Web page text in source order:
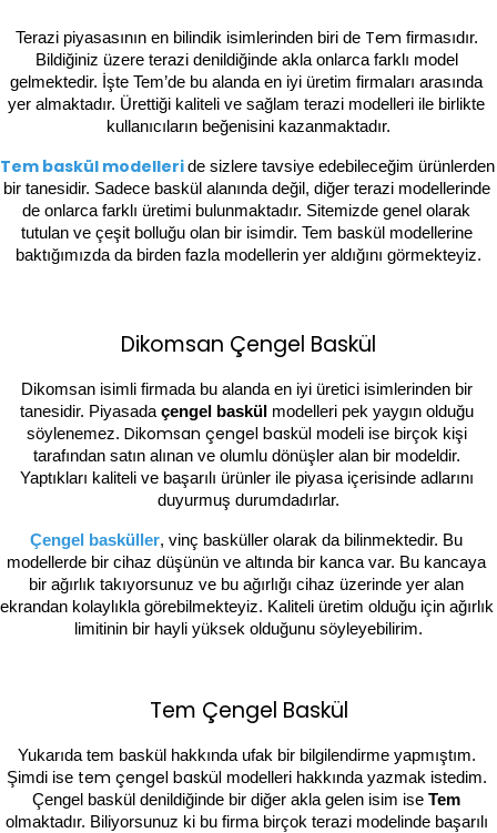
Terazi piyasasının en bilindik isimlerinden biri de Tem firmasıdır.
Bildiğiniz üzere terazi denildiğinde akla onlarca farklı model
gelmektedir. İşte Tem’de bu alanda en iyi üretim firmaları arasında
yer almaktadır. Ürettiği kaliteli ve sağlam terazi modelleri ile birlikte
kullanıcıların beğenisini kazanmaktadır.
Tem baskül modelleride sizlere tavsiye edebileceğim ürünlerden
bir tanesidir. Sadece baskül alanında değil, diğer terazi modellerinde
de onlarca farklı üretimi bulunmaktadır. Sitemizde genel olarak
tutulan ve çeşit bolluğu olan bir isimdir. Tem baskül modellerine
baktığımızda da birden fazla modellerin yer aldığını görmekteyiz.
Dikomsan Çengel Baskül
Dikomsan isimli firmada bu alanda en iyi üretici isimlerinden bir
tanesidir. Piyasada çengel baskül modelleri pek yaygın olduğu
söylenemez. Dikomsan çengel baskül modeli ise birçok kişi
tarafından satın alınan ve olumlu dönüşler alan bir modeldir.
Yaptıkları kaliteli ve başarılı ürünler ile piyasa içerisinde adlarını
duyurmuş durumdadırlar.
Çengel basküller, vinç basküller olarak da bilinmektedir. Bu
modellerde bir cihaz düşünün ve altında bir kanca var. Bu kancaya
bir ağırlık takıyorsunuz ve bu ağırlığı cihaz üzerinde yer alan
ekrandan kolaylıkla görebilmekteyiz. Kaliteli üretim olduğu için ağırlık
limitinin bir hayli yüksek olduğunu söyleyebilirim.
Tem Çengel Baskül
Yukarıda tem baskül hakkında ufak bir bilgilendirme yapmıştım.
Şimdi ise tem çengel baskül modelleri hakkında yazmak istedim.
Çengel baskül denildiğinde bir diğer akla gelen isim ise
olmaktadır. Biliyorsunuz ki bu firma birçok terazi modelinde başarılı